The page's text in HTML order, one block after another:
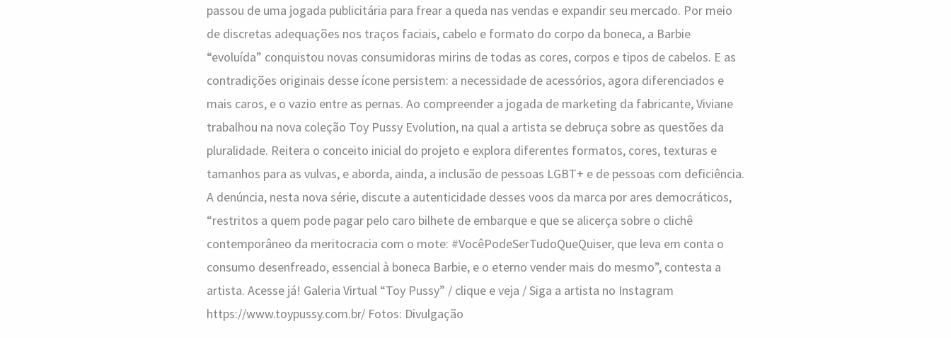
passou de uma jogada publicitária para frear a queda nas vendas e expandir seu mercado. Por meio
de discretas adequações nos traços faciais, cabelo e formato do corpo da boneca, a Barbie
“evoluída” conquistou novas consumidoras mirins de todas as cores, corpos e tipos de cabelos. E as
contradições originais desse ícone persistem: a necessidade de acessórios, agora diferenciados e
mais caros, e o vazio entre as pernas. Ao compreender a jogada de marketing da fabricante, Viviane
trabalhou na nova coleção Toy Pussy Evolution, na qual a artista se debruça sobre as questões da
pluralidade. Reitera o conceito inicial do projeto e explora diferentes formatos, cores, texturas e
tamanhos para as vulvas, e aborda, ainda, a inclusão de pessoas LGBT+ e de pessoas com deficiência.
A denúncia, nesta nova série, discute a autenticidade desses voos da marca por ares democráticos,
“restritos a quem pode pagar pelo caro bilhete de embarque e que se alicerça sobre o clichê
contemporâneo da meritocracia com o mote: #VocêPodeSerTudoQueQuiser, que leva em conta o
consumo desenfreado, essencial à boneca Barbie, e o eterno vender mais do mesmo”, contesta a
artista. Acesse já! Galeria Virtual “Toy Pussy” / clique e veja / Siga a artista no Instagram
https://www.toypussy.com.br/ Fotos: Divulgação